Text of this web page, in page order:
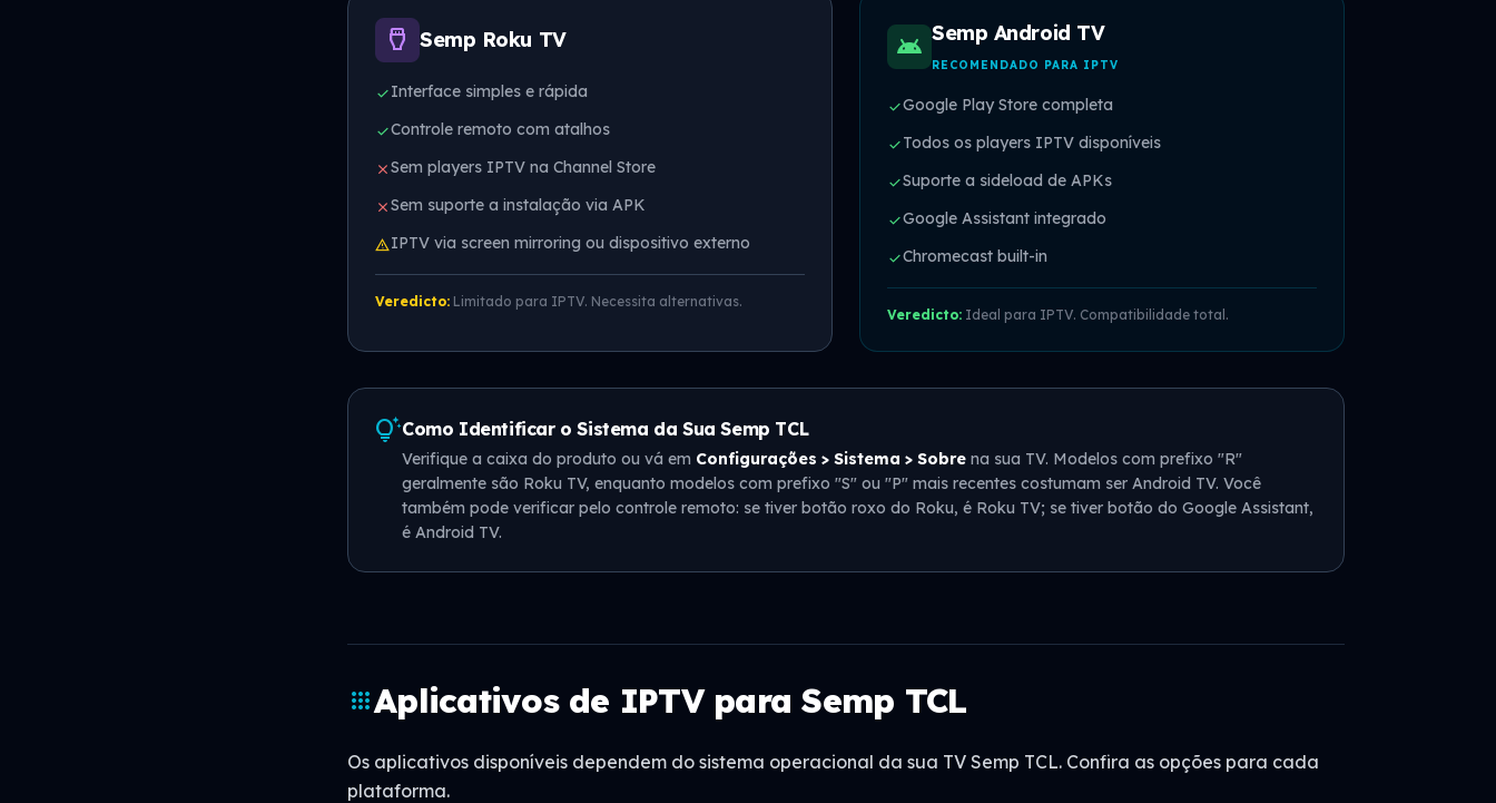
settings_input_hdmi Semp Roku TV
checkInterface simples e rápida
checkControle remoto com atalhos
closeSem players IPTV na Channel Store
closeSem suporte a instalação via APK
warningIPTV via screen mirroring ou dispositivo externo
Veredicto: Limitado para IPTV. Necessita alternativas.
android Semp Android TV
RECOMENDADO PARA IPTV
checkGoogle Play Store completa
checkTodos os players IPTV disponíveis
checkSuporte a sideload de APKs
checkGoogle Assistant integrado
checkChromecast built-in
Veredicto: Ideal para IPTV. Compatibilidade total.
tips_and_updatesComo Identificar o Sistema da Sua Semp TCL
Verifique a caixa do produto ou vá em Configurações > Sistema > Sobre na sua TV. Modelos com prefixo "R"
geralmente são Roku TV, enquanto modelos com prefixo "S" ou "P" mais recentes costumam ser Android TV. Você
também pode verificar pelo controle remoto: se tiver botão roxo do Roku, é Roku TV; se tiver botão do Google Assistant,
é Android TV.
appsAplicativos de IPTV para Semp TCL
Os aplicativos disponíveis dependem do sistema operacional da sua TV Semp TCL. Confira as opções para cada
plataforma.